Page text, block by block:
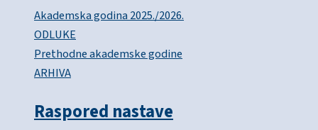
Akademska godina 2025./2026.
ODLUKE
Prethodne akademske godine
ARHIVA
Raspored nastave